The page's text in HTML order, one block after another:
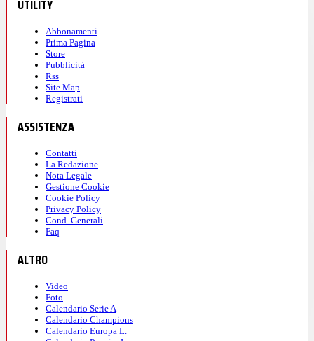
UTILITY
Abbonamenti
Prima Pagina
Store
Pubblicità
Rss
Site Map
Registrati
ASSISTENZA
Contatti
La Redazione
Nota Legale
Gestione Cookie
Cookie Policy
Privacy Policy
Cond. Generali
Faq
ALTRO
Video
Foto
Calendario Serie A
Calendario Champions
Calendario Europa L.